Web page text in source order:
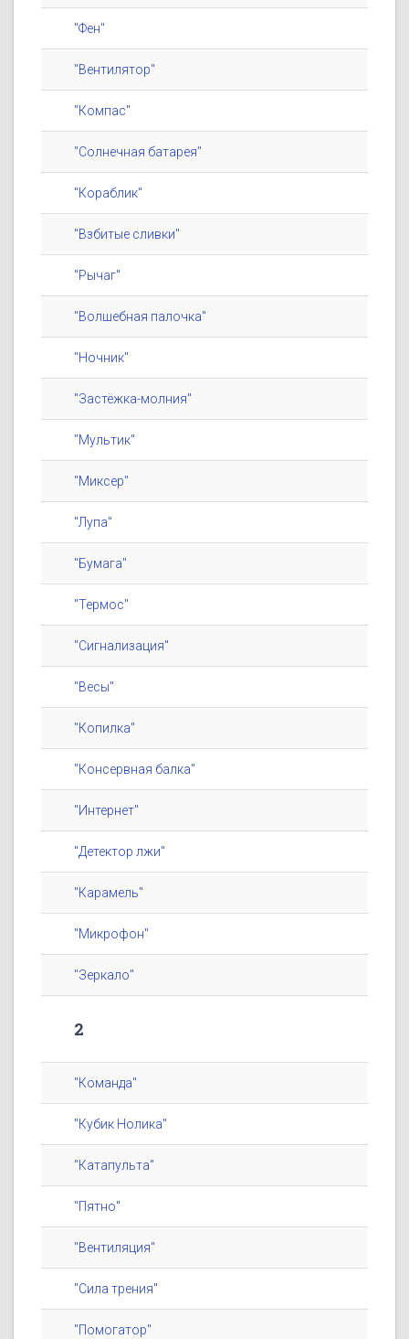
"Фен"
"Вентилятор"
"Компас"
"Солнечная батарея"
"Кораблик"
"Взбитые сливки"
"Рычаг"
"Волшебная палочка"
"Ночник"
"Застёжка-молния"
"Мультик"
"Миксер"
"Лупа"
"Бумага"
"Термос"
"Сигнализация"
"Весы"
"Копилка"
"Консервная балка"
"Интернет"
"Детектор лжи"
"Карамель"
"Микрофон"
"Зеркало"
2
"Команда"
"Кубик Нолика"
"Катапульта"
"Пятно"
"Вентиляция"
"Сила трения"
"Помогатор"